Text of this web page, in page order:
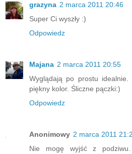
grazyna 2 marca 2011 20:46
Super Ci wyszły :)
Odpowiedz
Majana 2 marca 2011 20:55
Wyglądają po prostu idealnie.
piękny kolor. Śliczne pączki:)
Odpowiedz
Anonimowy 2 marca 2011
Nie mogę wyjść z